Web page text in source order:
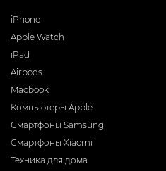
iPhone
Apple Watch
iPad
Airpods
Macbook
Компьютеры Apple
Смартфоны Samsung
Смартфоны Xiaomi
Техника для дома